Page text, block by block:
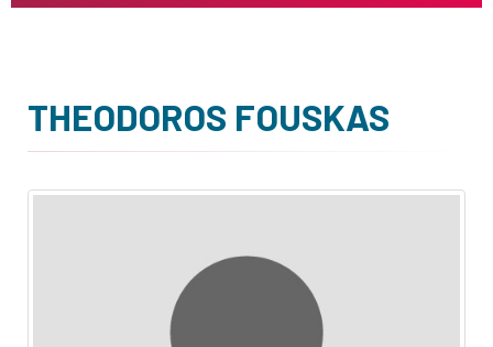
THEODOROS FOUSKAS